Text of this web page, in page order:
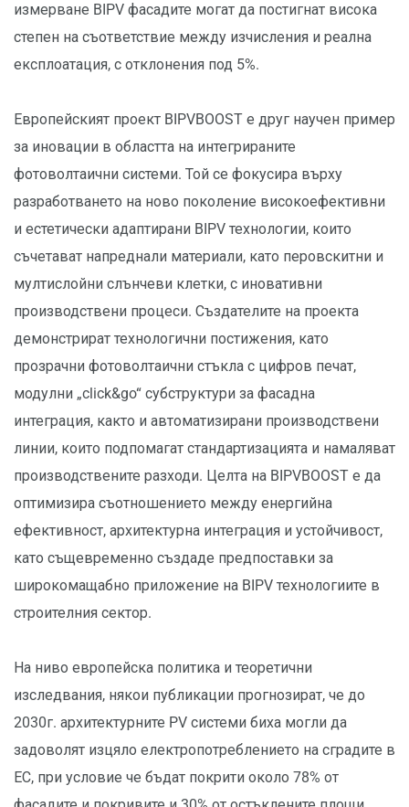
измерване BIPV фасадите могат да постигнат висока
степен на съответствие между изчисления и реална
експлоатация, с отклонения под 5%.
Европейският проект BIPVBOOST е друг научен пример
за иновации в областта на интегрираните
фотоволтаични системи. Той се фокусира върху
разработването на ново поколение високоефективни
и естетически адаптирани BIPV технологии, които
съчетават напреднали материали, като перовскитни и
мултислойни слънчеви клетки, с иновативни
производствени процеси. Създателите на проекта
демонстрират технологични постижения, като
прозрачни фотоволтаични стъкла с цифров печат,
модулни „click&go“ субструктури за фасадна
интеграция, както и автоматизирани производствени
линии, които подпомагат стандартизацията и намаляват
производствените разходи. Целта на BIPVBOOST е да
оптимизира съотношението между енергийна
ефективност, архитектурна интеграция и устойчивост,
като същевременно създаде предпоставки за
широкомащабно приложение на BIPV технологиите в
строителния сектор.
На ниво европейска политика и теоретични
изследвания, някои публикации прогнозират, че до
2030г. архитектурните PV системи биха могли да
задоволят изцяло електропотреблението на сградите в
ЕС, при условие че бъдат покрити около 78% от